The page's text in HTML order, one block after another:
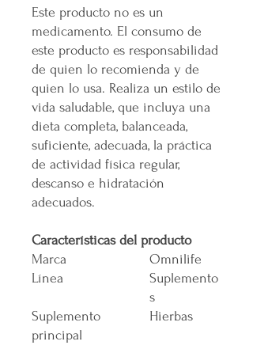
Este producto no es un
medicamento. El consumo de
este producto es responsabilidad
de quien lo recomienda y de
quien lo usa. Realiza un estilo de
vida saludable, que incluya una
dieta completa, balanceada,
suficiente, adecuada, la práctica
de actividad física regular,
descanso e hidratación
adecuados.
Características del producto
Marca
Omnilife
Línea
Suplemento
s
Suplemento
principal
Hierbas